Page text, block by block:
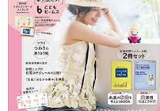
も様々なタイプがあります。
高さが調整できるもの、添
ータイプ…。
そんな中で、寝室に置くこ
眠環境に合うかどうか。こ
りなベビーベッドの様々な